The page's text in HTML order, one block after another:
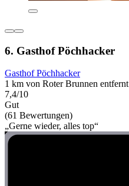
6. Gasthof Pöchhacker
Gasthof Pöchhacker
1 km von Roter Brunnen entfernt
7,4/10
Gut
(61 Bewertungen)
„Gerne wieder, alles top“